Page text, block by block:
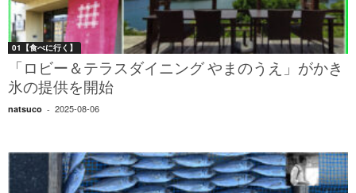
01【食べに行く】
「ロビー＆テラスダイニング やまのうえ」がかき
氷の提供を開始
natsuco - 2025-08-06